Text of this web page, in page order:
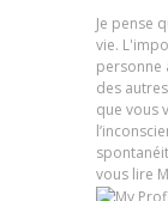
Je pense
vie.
personne
des
que vous
vous lire